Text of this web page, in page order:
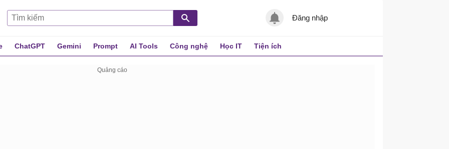
Đăng nhập
ChatGPT Gemini Prompt AI Tools Công nghệ Học IT Tiện ích